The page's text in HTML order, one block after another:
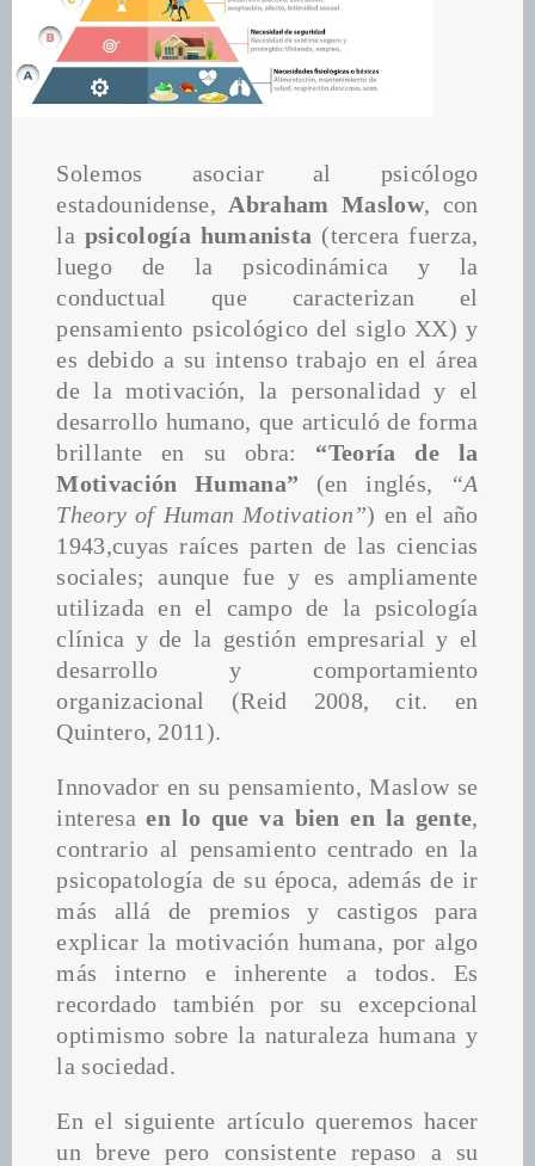
Solemos asociar al psicólogo
estadounidense, Abraham Maslow, con
la psicología humanista (tercera fuerza,
luego de la psicodinámica y la
conductual que caracterizan el
pensamiento psicológico del siglo XX) y
es debido a su intenso trabajo en el área
de la motivación, la personalidad y el
desarrollo humano, que articuló de forma
brillante en su obra: “Teoría de la
Motivación Humana” (en inglés,
“A
Theory of Human Motivation”) en el año
1943,cuyas raíces parten de las ciencias
sociales; aunque fue y es ampliamente
utilizada en el campo de la psicología
clínica y de la gestión empresarial y el
desarrollo y comportamiento
organizacional (Reid 2008, cit. en
Quintero, 2011).
Innovador en su pensamiento, Maslow se
interesa en lo que va bien en la gente,
contrario al pensamiento centrado en la
psicopatología de su época, además de ir
más allá de premios y castigos para
explicar la motivación humana, por algo
más interno e inherente a todos. Es
recordado también por su excepcional
optimismo sobre la naturaleza humana y
la sociedad.
En el siguiente artículo queremos hacer
un breve pero consistente repaso a su